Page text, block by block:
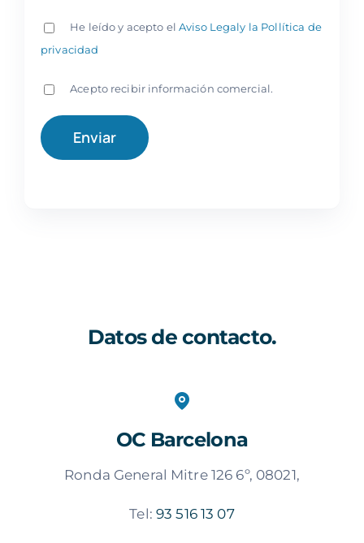
He leído y acepto el Aviso Legaly la Pollítica de
privacidad
Acepto recibir información comercial.
Datos de contacto.
OC Barcelona
Ronda General Mitre 126 6º, 08021,
Tel:93 516 13 07